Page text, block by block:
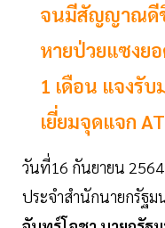
จนมีสัญญาณดี
หายป่วยแซงย
1 เดือน แจงรั
เยี่ยมจุดแจก
วันที่16 กันยายน 2564
ประจำสำนักนายกรัฐม